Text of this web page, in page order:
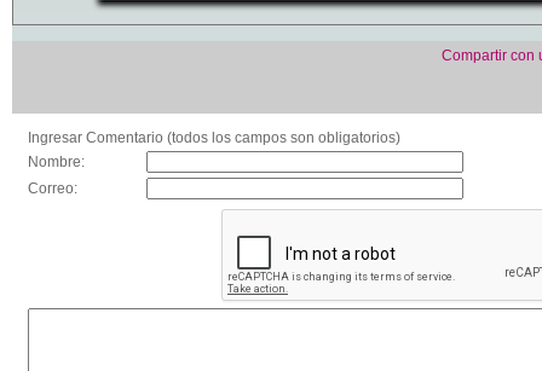
Compartir con
Ingresar Comentario (todos los campos son obligatorios)
Nombre:
Correo: